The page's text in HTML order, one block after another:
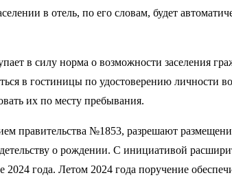
в отель, по его словам, будет
в силу норма о возможности заселения
в гостиницы по удостоверению личности
их по месту пребывания.
правительства №1853, разрешают
о рождении. С инициативой
года. Летом 2024 года поручение